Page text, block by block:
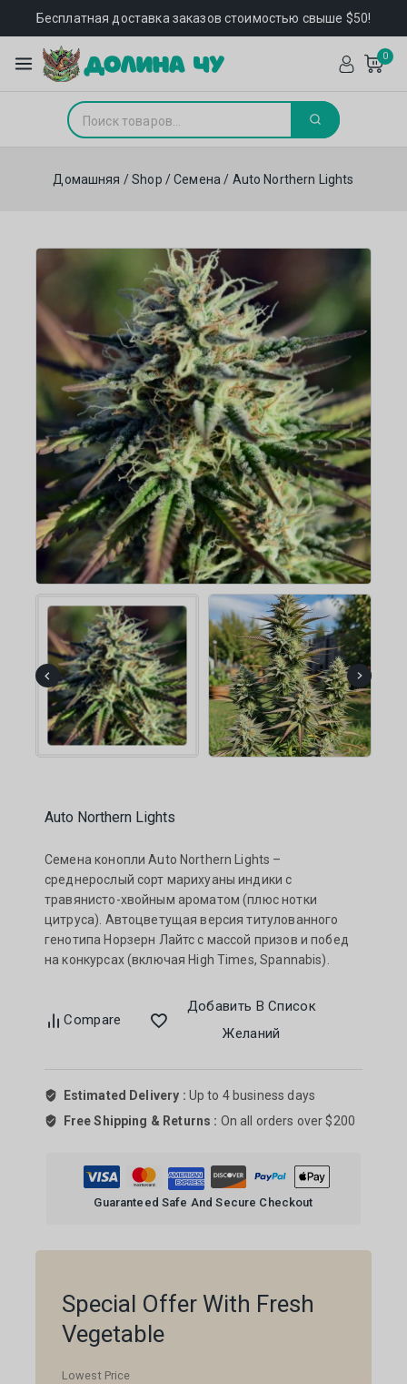
Бесплатная доставка заказов стоимостью свыше $50!
0
Домашняя /Shop /Семена / Auto Northern Lights
Special Offer With Fresh
Vegetable
Lowest Price
Auto Northern Lights
Семена конопли Auto Northern Lights –
среднерослый сорт марихуаны индики с
травянисто-хвойным ароматом (плюс нотки
цитруса). Автоцветущая версия титулованного
генотипа Норзерн Лайтс с массой призов и побед
на конкурсах (включая High Times, Spannabis).
Compare
Добавить В Список
Желаний
Estimated Delivery : Up to 4 business days
Free Shipping & Returns : On all orders over $200
Guaranteed Safe And Secure Checkout